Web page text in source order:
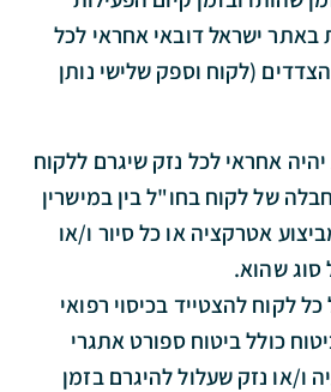
באתר ישראל דובאי אחראי לכל
(לקוח וספק שלישי נותן
אחראי לכל נזק שיגרם ללקוח
של לקוח בחו"ל בין במישרין
אטרקציה או כל סיור ו/או
סוג שהוא.
לקוח להצטייד בכיסוי רפואי
כולל ביטוח ספורט אתגרי
ו/או נזק שעלול להיגרם בזמן